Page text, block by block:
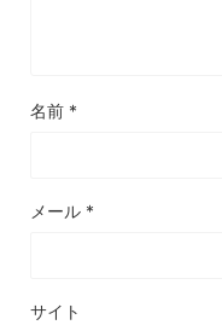
名前 *
メール *
サイト